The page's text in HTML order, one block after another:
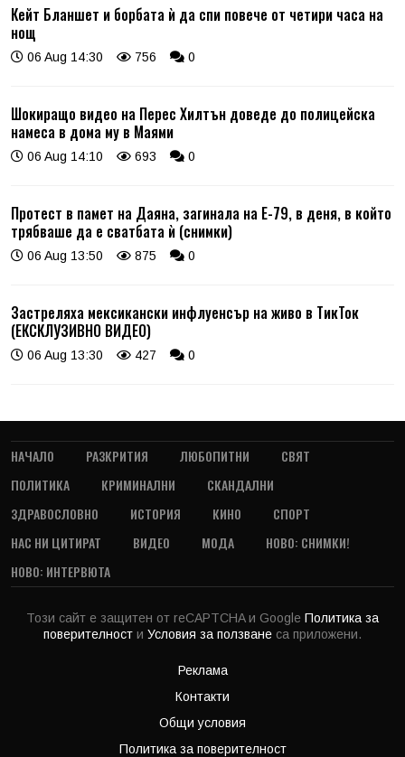
Кейт Бланшет и борбата ѝ да спи повече от четири часа на
нощ
06 Aug 14:30 756 0
Шокиращо видео на Перес Хилтън доведе до полицейска
намеса в дома му в Маями
06 Aug 14:10 693 0
Протест в памет на Даяна, загинала на Е-79, в деня, в който
трябваше да е сватбата ѝ (снимки)
06 Aug 13:50 875 0
Застреляха мексикански инфлуенсър на живо в ТикТок
(ЕКСКЛУЗИВНО ВИДЕО)
06 Aug 13:30 427 0
НАЧАЛО РАЗКРИТИЯ ЛЮБОПИТНИ
СВЯТ
ПОЛИТИКА
КРИМИНАЛНИ
СКАНДАЛНИ
ЗДРАВОСЛОВНО
ИСТОРИЯ КИНО
СПОРТ
НАС НИ ЦИТИРАТ
ВИДЕО МОДА
НОВО: СНИМКИ!
НОВО: ИНТЕРВЮТА
Този сайт е защитен от reCAPTCHA и Google Политика за
поверителност и Условия за ползване са приложени.
Реклама
Контакти
Общи условия
Политика за поверителност